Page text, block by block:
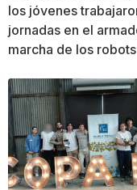
los jóvenes
jornadas en el
marcha de los